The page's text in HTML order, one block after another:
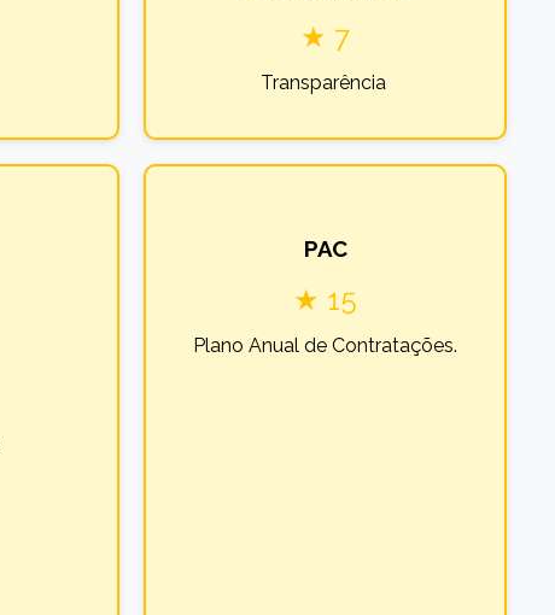
★ 7
Transparência
PAC
★ 15
Plano Anual de Contratações.